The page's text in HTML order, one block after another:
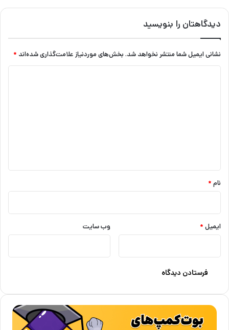
دیدگاهتان را بنویسید
نشانی ایمیل شما منتشر نخواهد شد. بخش‌های موردنیاز علامت‌گذاری شده‌اند *
نام *
ایمیل * وب‌ سایت